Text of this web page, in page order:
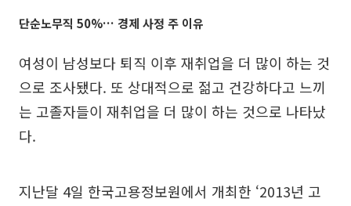
단순노무직 50%… 경제 사정 주 이유
여성이 남성보다 퇴직 이후 재취업을 더 많이 하는 것
으로 조사됐다. 또 상대적으로 젊고 건강하다고 느끼
는 고졸자들이 재취업을 더 많이 하는 것으로 나타났
다.
지난달 4일 한국고용정보원에서 개최한 ‘2013년 고